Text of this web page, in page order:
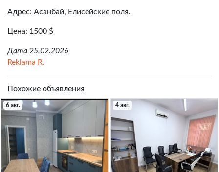
Адрес: Асанбай, Елисейские поля.
Цена: 1500 $
Дата 25.02.2026
Reklama R.
Похожие объявления
6 авг. 4 авг.